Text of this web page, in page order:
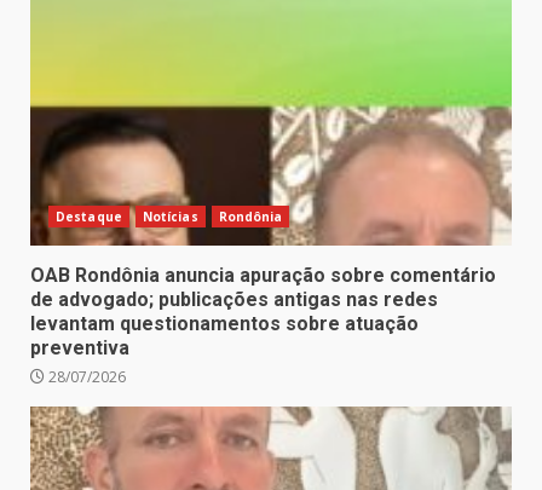
Destaque Notícias Rondônia
OAB Rondônia anuncia apuração sobre comentário
de advogado; publicações antigas nas redes
levantam questionamentos sobre atuação
preventiva
28/07/2026